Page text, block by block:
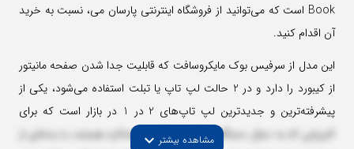
Book است که می‌توانید از فروشگاه اینترنتی پارسان می، نسبت به خرید
آن اقدام کنید.
این مدل از سرفیس بوک مایکروسافت که قابلیت جدا شدن صفحه مانیتور
از کیبورد را دارد و در 2 حالت لپ تاپ یا تبلت استفاده می‌شود، یکی از
پیشرفته‌ترین و جدیدترین لپ تاپ‌های 2 در 1 در بازار است که برای
کاربرانی که به دنبال دستگاهی قوی، سبک و همه‌کاره هستند، با بدنه‌ای از
مشاهده بیشترexpand_more